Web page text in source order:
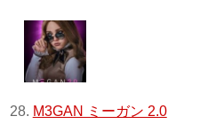
28. M3GAN ミーガン 2.0